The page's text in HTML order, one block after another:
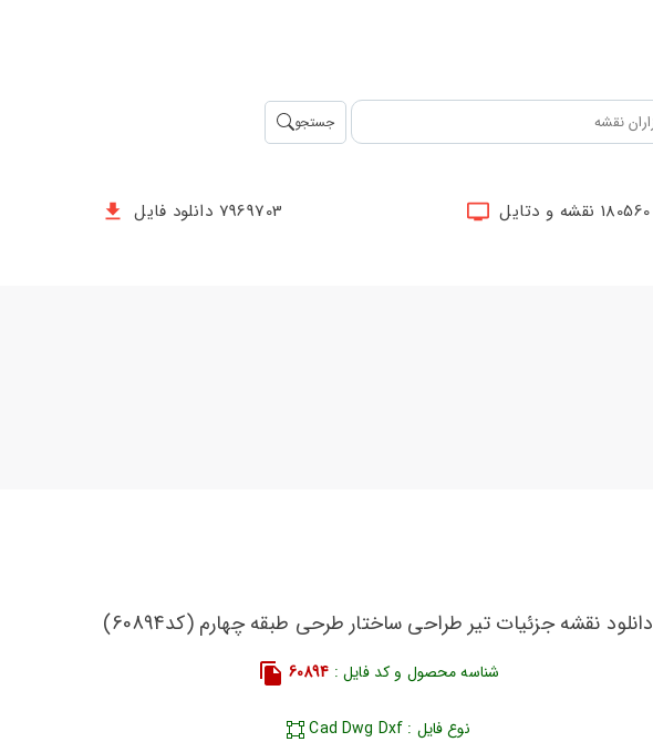
جستجو
180560 نقشه و دتایل 7969703 دانلود فایل
دانلود نقشه جزئیات تیر طراحی ساختار طرحی طبقه چهارم (کد60894)
شناسه محصول و کد فایل : 60894
نوع فایل : Cad Dwg Dxf